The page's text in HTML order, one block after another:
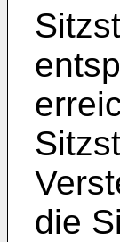
die